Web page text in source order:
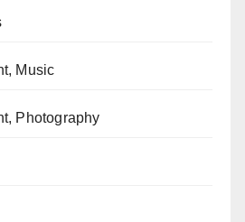
Music
Photography